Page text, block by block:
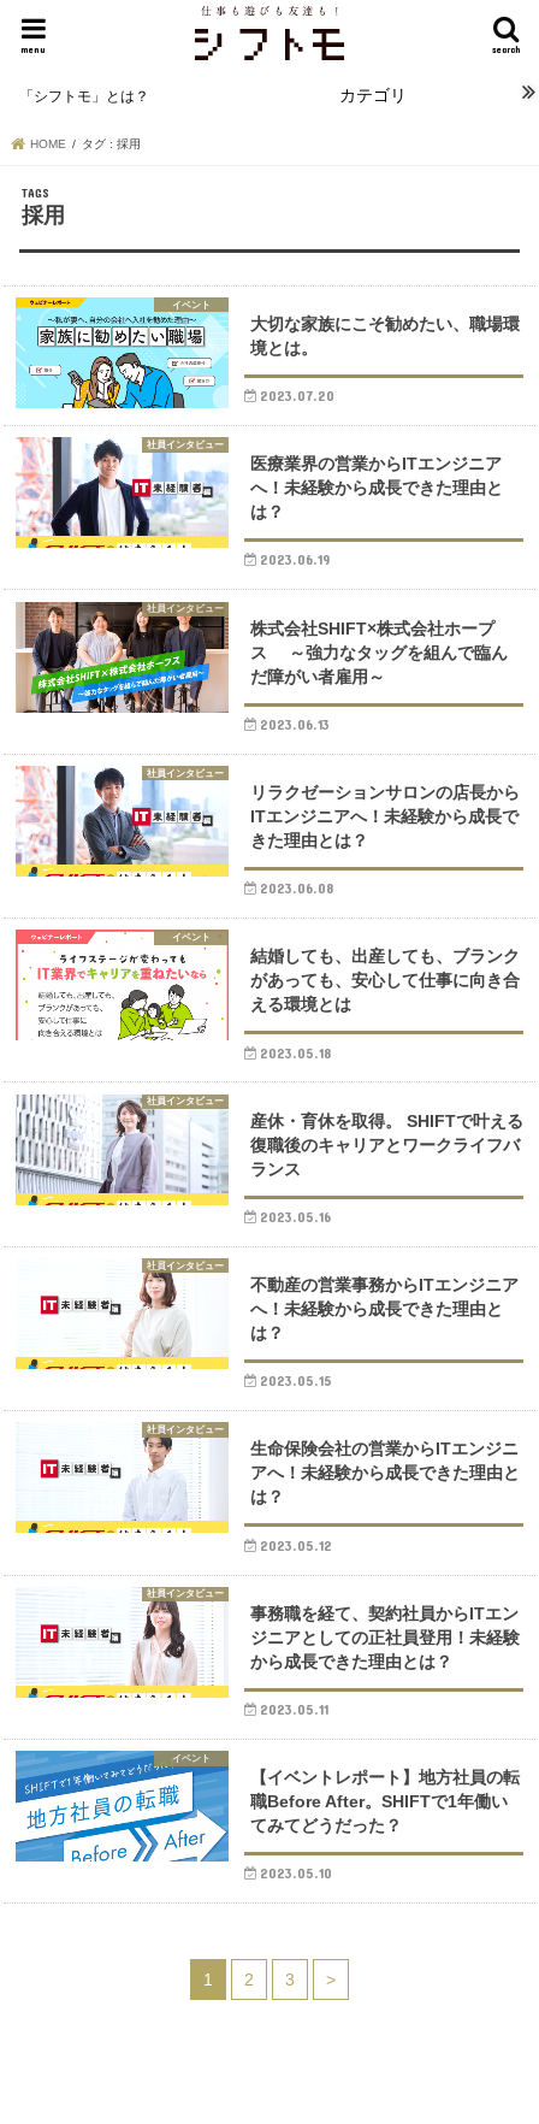
search
menu
「シフトモ」とは？ カテゴリ
HOME タグ : 採用
採用
イベント
大切な家族にこそ勧めたい、職場環
境とは。
2023.07.20
社員インタビュー
医療業界の営業からITエンジニア
へ！未経験から成長できた理由と
は？
2023.06.19
社員インタビュー
株式会社SHIFT×株式会社ホープ
ス ～強力なタッグを組んで臨ん
だ障がい者雇用～
2023.06.13
社員インタビュー
リラクゼーションサロンの店長から
ITエンジニアへ！未経験から成長で
きた理由とは？
2023.06.08
イベント
結婚しても、出産しても、ブランク
があっても、安心して仕事に向き合
える環境とは
2023.05.18
社員インタビュー
産休・育休を取得。 SHIFTで叶える
復職後のキャリアとワークライフバ
ランス
2023.05.16
社員インタビュー
不動産の営業事務からITエンジニア
へ！未経験から成長できた理由と
は？
2023.05.15
社員インタビュー
生命保険会社の営業からITエンジニ
アへ！未経験から成長できた理由と
は？
2023.05.12
社員インタビュー
事務職を経て、契約社員からITエン
ジニアとしての正社員登用！未経験
から成長できた理由とは？
2023.05.11
イベント
【イベントレポート】地方社員の転
職Before After。SHIFTで1年働い
てみてどうだった？
2023.05.10
1 2 3 >